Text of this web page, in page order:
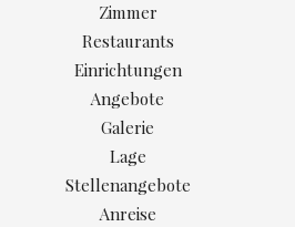
Zimmer
Restaurants
Einrichtungen
Angebote
Galerie
Lage
Stellenangebote
Anreise